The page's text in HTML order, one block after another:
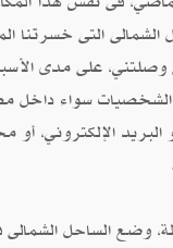
التى خسرتنا
وصلتني، على مدى
سواء داخل
الإلكتروني، أو
وضع الساحل